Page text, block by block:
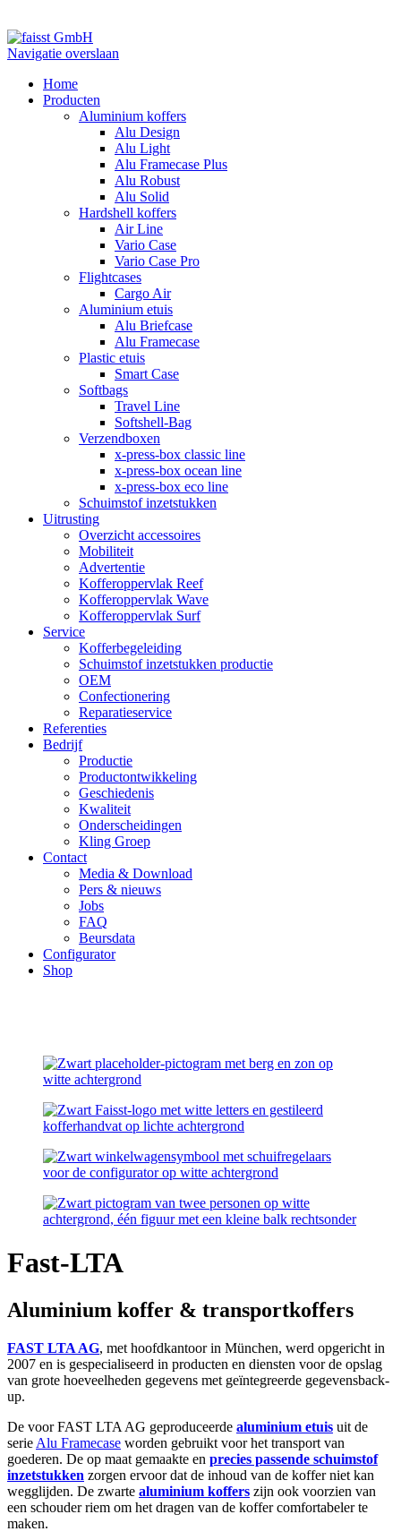
Navigatie overslaan
Home
Producten
Aluminium koffers
Alu Design
Alu Light
Alu Framecase Plus
Alu Robust
Alu Solid
Hardshell koffers
Air Line
Vario Case
Vario Case Pro
Flightcases
Cargo Air
Aluminium etuis
Alu Briefcase
Alu Framecase
Plastic etuis
Smart Case
Softbags
Travel Line
Softshell-Bag
Verzendboxen
x-press-box classic line
x-press-box ocean line
x-press-box eco line
Schuimstof inzetstukken
Uitrusting
Overzicht accessoires
Mobiliteit
Advertentie
Kofferoppervlak Reef
Kofferoppervlak Wave
Kofferoppervlak Surf
Service
Kofferbegeleiding
Schuimstof inzetstukken productie
OEM
Confectionering
Reparatieservice
Referenties
Bedrijf
Productie
Productontwikkeling
Geschiedenis
Kwaliteit
Onderscheidingen
Kling Groep
Contact
Media & Download
Pers & nieuws
Jobs
FAQ
Beursdata
Configurator
Shop
Fast-LTA
Aluminium koffer & transportkoffers
FAST LTA AG, met hoofdkantoor in München, werd opgericht in
2007 en is gespecialiseerd in producten en diensten voor de opslag
van grote hoeveelheden gegevens met geïntegreerde gegevensback-
up.
De voor FAST LTA AG geproduceerde aluminium etuis uit de
serie Alu Framecase worden gebruikt voor het transport van
goederen. De op maat gemaakte en precies passende schuimstof
inzetstukken zorgen ervoor dat de inhoud van de koffer niet kan
wegglijden. De zwarte aluminium koffers zijn ook voorzien van
een schouder riem om het dragen van de koffer comfortabeler te
maken.